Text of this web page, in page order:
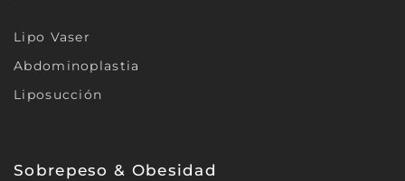
Lipo Vaser
Abdominoplastia
Liposucción
Sobrepeso & Obesidad